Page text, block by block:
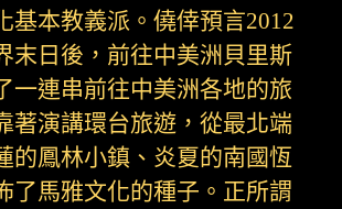
基本教義派。僥倖預言2012
末日後，前往中美洲貝里斯
一連串前往中美洲各地的旅
著演講環台旅遊，從最北端
的鳳林小鎮、炎夏的南國恆
了馬雅文化的種子。正所謂